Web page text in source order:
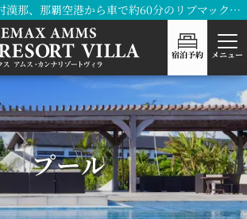
沖縄県国頭郡宜野座村漢那、那覇空港から車で約60分のリブマックス アムス・カンナリゾートヴィラ
宿泊予約 メニュー
プール